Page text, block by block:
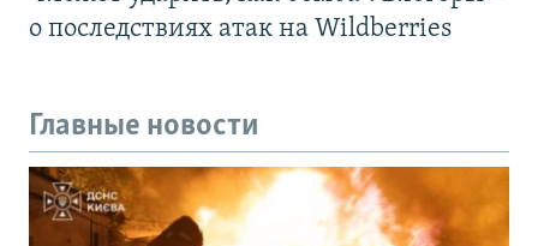
о последствиях атак на Wildberries
Главные новости